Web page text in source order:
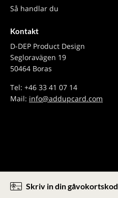
Skriv in din gåvokortskod
Så handlar du
Kontakt
D-DEP Product Design
Segloravägen 19
50464 Boras
Tel: +46 33 41 07 14
Mail: info@addupcard.com